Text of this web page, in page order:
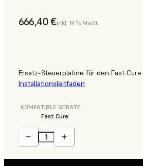
666,40 €inkl. 19 % MwSt.
Ersatz-Steuerplatine für den Fast Cure.
Installationsleitfaden
KOMPATIBLE GERÄTE
Fast Cure